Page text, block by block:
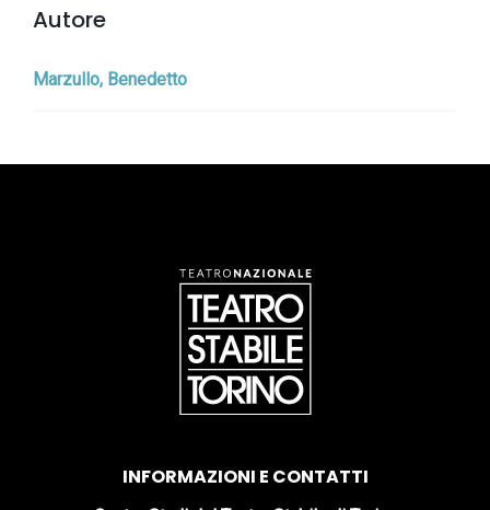
Autore
Marzullo, Benedetto
INFORMAZIONI E CONTATTI